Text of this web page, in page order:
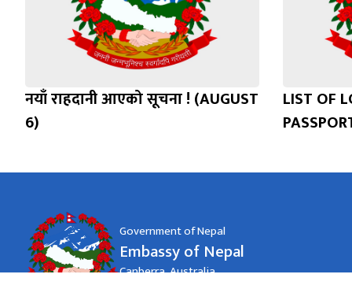
नयाँ राहदानी आएको सूचना ! (AUGUST
6)
LIST OF
Government of Nepal
Embassy of Nepal
Canberra, Australia